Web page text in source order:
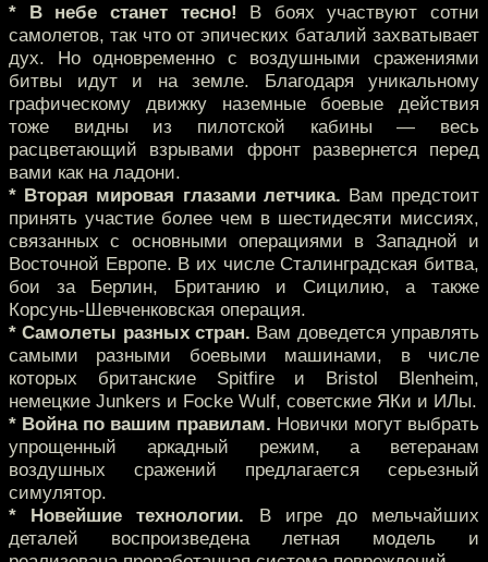
* В небе станет тесно! В боях участвуют сотни
самолетов, так что от эпических баталий захватывает
дух. Но одновременно с воздушными сражениями
битвы идут и на земле. Благодаря уникальному
графическому движку наземные боевые действия
тоже видны из пилотской кабины — весь
расцветающий взрывами фронт развернется перед
вами как на ладони.
* Вторая мировая глазами летчика. Вам предстоит
принять участие более чем в шестидесяти миссиях,
связанных с основными операциями в Западной и
Восточной Европе. В их числе Сталинградская битва,
бои за Берлин, Британию и Сицилию, а также
Корсунь-Шевченковская операция.
* Самолеты разных стран. Вам доведется управлять
самыми разными боевыми машинами, в числе
которых британские Spitfire и Bristol Blenheim,
немецкие Junkers и Focke Wulf, советские ЯКи и ИЛы.
* Война по вашим правилам. Новички могут выбрать
упрощенный аркадный режим, а ветеранам
воздушных сражений предлагается серьезный
симулятор.
* Новейшие технологии. В игре до мельчайших
деталей воспроизведена летная модель и